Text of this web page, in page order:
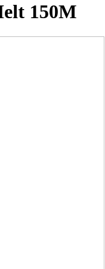
150M